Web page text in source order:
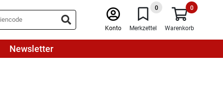
Konto
0
Merkzettel
0
Warenkorb
Newsletter